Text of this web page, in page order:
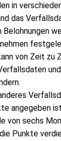
in
das
Belohnungen
von Zeit zu
angegeben
von sechs
Punkte